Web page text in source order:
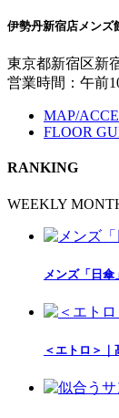
伊勢丹新宿店メンズ
東京都新宿区新
営業時間：午前
MAP/
FLOOR
RANKING
WEEKLY
メンズ「日
＜エトロ＞